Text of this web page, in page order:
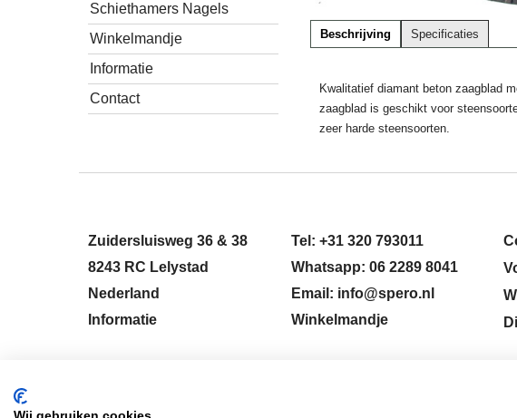
Schiethamers Nagels
Winkelmandje
Informatie
Contact
Beschrijving Specificaties
Kwalitatief diamant beton zaagblad
zaagblad is geschikt voor
zeer harde steensoorten.
Zuidersluisweg 36 & 38
8243 RC Lelystad
Nederland
Informatie
Tel: +31 320 793011
Whatsapp: 06 2289 8041
Email: info@spero.nl
Winkelmandje